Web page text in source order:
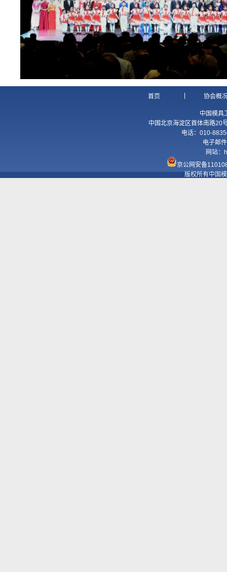
首页 协会概
中国模具
中国北京海淀区首体南路20
电话：010-
电子邮
网站：
京公网安备
版权所有中国